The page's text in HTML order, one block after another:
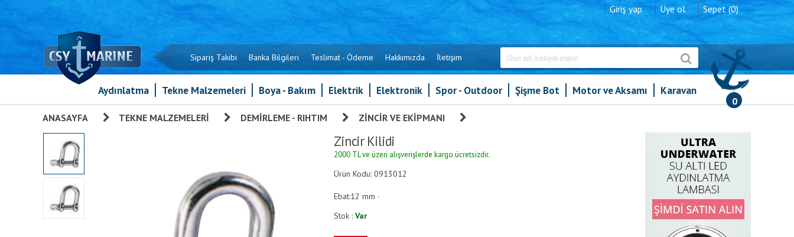
Giriş yap Üye ol Sepet (0)
Sipariş Takibi Banka Bilgileri Teslimat - Ödeme Hakkımızda İletişim
0
Aydınlatma Tekne Malzemeleri Boya - Bakım Elektrik Elektronik Spor - Outdoor Şişme Bot Motor ve Aksamı Karavan
ANASAYFA TEKNE MALZEMELERI DEMIRLEME - RIHTIM ZINCIR VE EKIPMANI
Zincir Kilidi
2000 TL ve üzeri alışverişlerde kargo ücretsizdir.
Ürün Kodu: 0913012
Ebat:12 mm ·
Stok : Var